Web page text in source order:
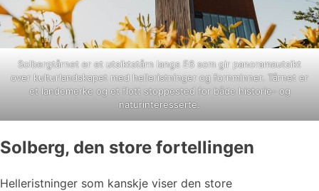
Solbergtårnet er et utsiktstårn langs E6 som gir panoramautsikt
over kulturlandskapet med helleristninger og fornminner. Tårnet er
et landemerke og et flott stoppested for både historie- og
naturinteresserte.
Solberg, den store fortellingen
Helleristninger som kanskje viser den store